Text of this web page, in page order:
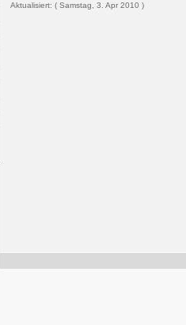
Aktualisiert: ( Samstag, 3. Apr 2010 )